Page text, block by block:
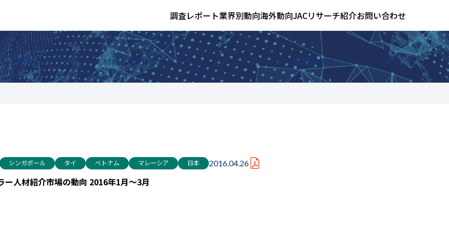
調査レポート業界別動向海外動向JACリサーチ紹介お問い合わせ
・転職動向について、人材紹介会社ジェイ エイ シー リクルートメントの各国拠点のダイレクターやア
シンガポール タイ ベトナム マレーシア 日本 2016.04.26
ー人材紹介市場の動向 2016年1月～3月